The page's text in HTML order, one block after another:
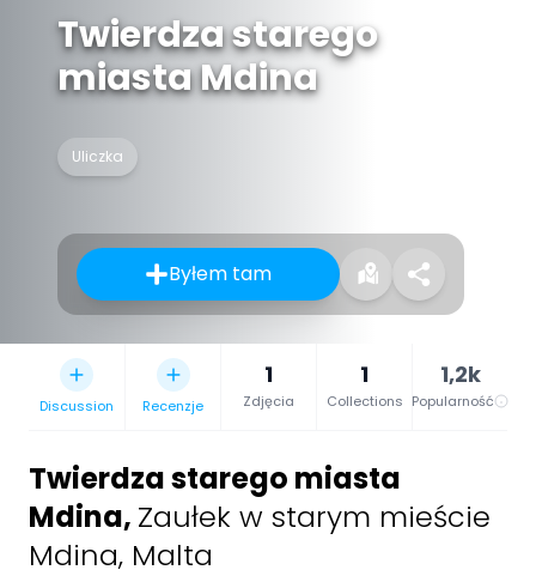
Twierdza starego
miasta Mdina
Uliczka
Byłem tam
Discussion Recenzje
1
Zdjęcia
1
Collections
1,2k
Popularność
Twierdza starego miasta
Mdina, Zaułek w starym mieście
Mdina, Malta